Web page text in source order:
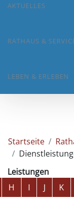
AKTUELLES
RATHAUS &
LEBEN & ERLEBEN
Startseite
Leistungen
Alphabetisches
H I J K